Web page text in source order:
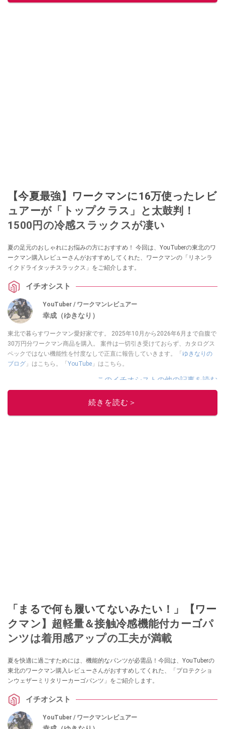
【今夏最強】ワークマンに16万使ったレビ
ュアーが「トップクラス」と太鼓判！
1500円の冷感スラックスが凄い
夏の足元のおしゃれにお悩みの方におすすめ！ 今回は、YouTuberの東北のワ
ークマン購入レビューさんがおすすめしてくれた、ワークマンの「リネンラ
イクドライタッチスラックス」をご紹介します。
イチオシスト
YouTuber / ワークマンレビュアー
幸成（ゆきなり）
東北で暮らすワークマン愛好家です。 2025年10月から2026年6月まで自腹で
30万円分ワークマン商品を購入。 案件は一切引き受けておらず、カタログス
ペックではない機能性を忖度なしで正直に報告していきます。「ゆきなりの
ブログ 」はこちら。「YouTube 」はこちら。
このイチオシストの他の記事を読む
続きを読む＞
「まるで何も履いてないみたい！」【ワー
クマン】超軽量＆接触冷感機能付カーゴパ
ンツは着用感アップの工夫が満載
夏を快適に過ごすためには、機能的なパンツが必需品！今回は、YouTuberの
東北のワークマン購入レビューさんがおすすめしてくれた、「プロテクショ
ンウェザーミリタリーカーゴパンツ」をご紹介します。
イチオシスト
YouTuber / ワークマンレビュアー